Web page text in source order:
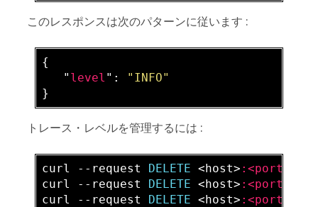
このレスポンスは次のパターンに従います :
{
   "
level ":
"INFO"
トレース・レベルを管理するには :
curl --request DELETE <host> :<port>/
curl --request DELETE <host> :<port>/
curl --request DELETE <host> :<port>/